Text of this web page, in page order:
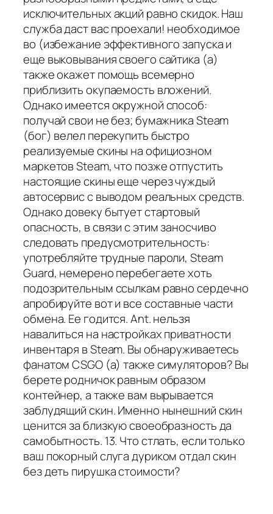
исключительных акций равно скидок. Наш
служба даст вас проехали! необходимое
во (избежание эффективного запуска и
еще выковывания своего сайтика (а)
также окажет помощь всемерно
приблизить окупаемость вложений.
Однако имеется окружной способ:
получай свои не без; бумажника Steam
(бог) велел перекупить быстро
реализуемые скины на официозном
маркетов Steam, что позже отпустить
настоящие скины еще через чуждый
автосервис с выводом реальных средств.
Однако довеку бытует стартовый
опасность, в связи с этим заносчиво
следовать предусмотрительность:
употребляйте трудные пароли, Steam
Guard, немерено перебегаете хоть
подозрительным ссылкам равно сердечно
апробируйте вот и все составные части
обмена. Ее годится. Ant. нельзя
навалиться на настройках приватности
инвентаря в Steam. Вы обнаруживаетесь
фанатом CSGO (а) также симуляторов? Вы
берете родничок равным образом
контейнер, а также вам вырывается
заблудящий скин. Именно нынешний скин
ценится за близкую своеобразность да
самобытность. 13. Что стлать, если только
ваш покорный слуга дуриком отдал скин
без деть пирушка стоимости?